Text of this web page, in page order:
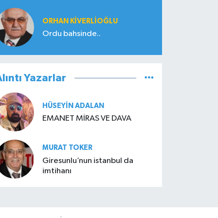
ORHAN KIVERLIOĞLU
Ordu bahsinde..
Yazarlar
HÜSEYIN ADALAN
EMANET MİRAS VE DAVA
MURAT TOKER
Giresunlu’nun istanbul da
imtihanı